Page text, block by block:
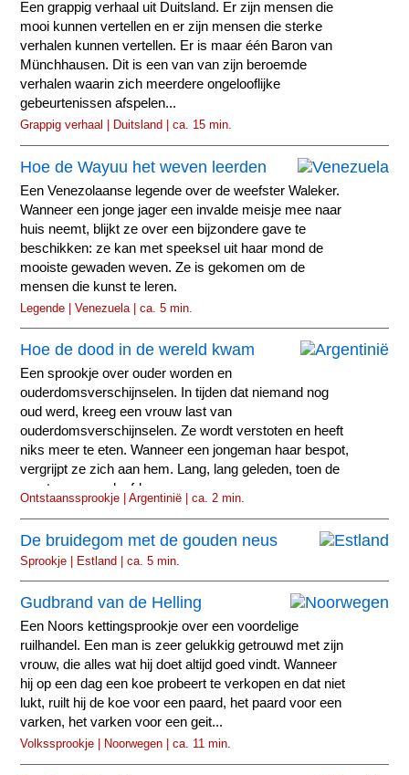
Een grappig verhaal uit Duitsland. Er zijn mensen die
mooi kunnen vertellen en er zijn mensen die sterke
verhalen kunnen vertellen. Er is maar één Baron van
Münchhausen. Dit is een van van zijn beroemde
verhalen waarin zich meerdere ongelooflijke
gebeurtenissen afspelen...
Grappig verhaal | Duitsland | ca. 15 min.
Hoe de Wayuu het weven leerden
Een Venezolaanse legende over de weefster Waleker.
Wanneer een jonge jager een invalde meisje mee naar
huis neemt, blijkt ze over een bijzondere gave te
beschikken: ze kan met speeksel uit haar mond de
mooiste gewaden weven. Ze is gekomen om de
mensen die kunst te leren.
Legende | Venezuela | ca. 5 min.
Hoe de dood in de wereld kwam
Een sprookje over ouder worden en
ouderdomsverschijnselen. In tijden dat niemand nog
oud werd, kreeg een vrouw last van
ouderdomsverschijnselen. Ze wordt verstoten en heeft
niks meer te eten. Wanneer een jongeman haar bespot,
vergrijpt ze zich aan hem. Lang, lang geleden, toen de
eerste mensen leefden...
Ontstaanssprookje | Argentinië | ca. 2 min.
De bruidegom met de gouden neus
Sprookje | Estland | ca. 5 min.
Gudbrand van de Helling
Een Noors kettingsprookje over een voordelige
ruilhandel. Een man is zeer gelukkig getrouwd met zijn
vrouw, die alles wat hij doet altijd goed vindt. Wanneer
hij op een dag een koe probeert te verkopen en dat niet
lukt, ruilt hij de koe voor een paard, het paard voor een
varken, het varken voor een geit...
Volkssprookje | Noorwegen | ca. 11 min.